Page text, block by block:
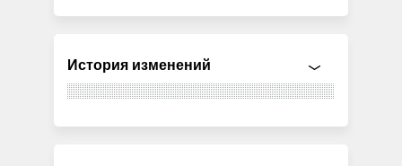
История изменений